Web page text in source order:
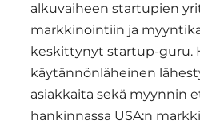
alkuvaiheen startupien
markkinointiin ja
keskittynyt startup-guru.
käytännönläheinen
asiakkaita sekä myynnin
hankinnassa USA:n